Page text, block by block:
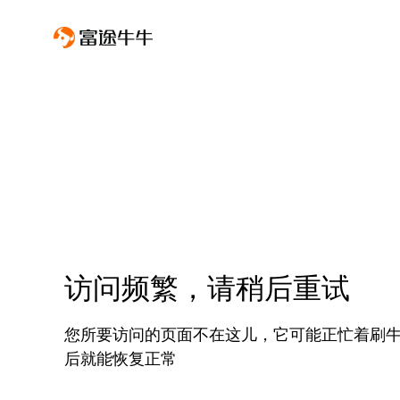
访问频繁，请稍后重试
您所要访问的页面不在这儿，它可能正忙着刷
后就能恢复正常